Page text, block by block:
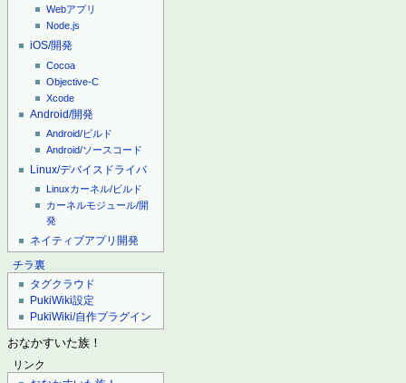
Webアプリ
Node.js
iOS/開発
Cocoa
Objective-C
Xcode
Android/開発
Android/ビルド
Android/ソースコード
Linux/デバイスドライバ
Linuxカーネル/ビルド
カーネルモジュール/開
発
ネイティブアプリ開発
チラ裏
タグクラウド
PukiWiki設定
PukiWiki/自作プラグイン
おなかすいた族！
リンク